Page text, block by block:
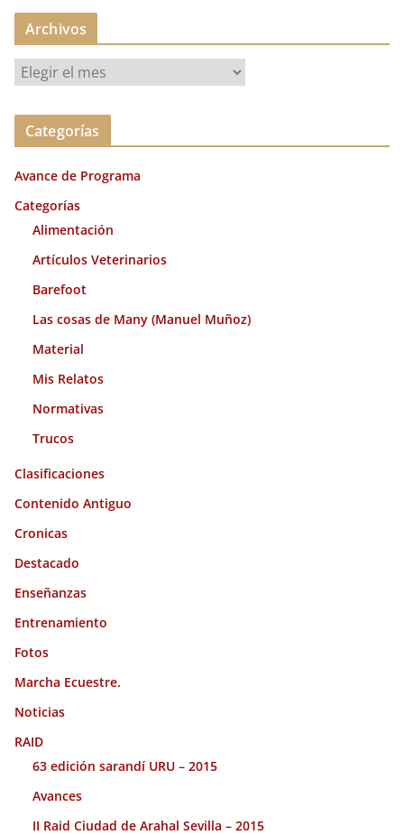
Archivos
r
c
v
o
Categorías
Avance de Programa
Categorías
Alimentación
Artículos Veterinarios
Barefoot
Las cosas de Many (Manuel Muñoz)
Material
Mis Relatos
Normativas
Trucos
Clasificaciones
Contenido Antiguo
Cronicas
Destacado
Enseñanzas
Entrenamiento
Fotos
Marcha Ecuestre.
Noticias
RAID
63 edición sarandí URU – 2015
Avances
II Raid Ciudad de Arahal Sevilla – 2015